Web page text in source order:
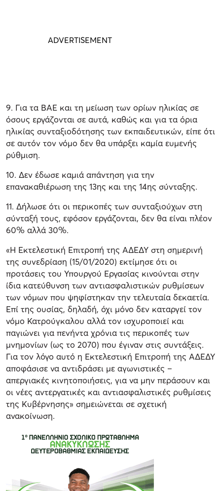
9. Για τα ΒΑΕ και τη μείωση των ορίων ηλικίας σε
όσους εργάζονται σε αυτά, καθώς και για τα όρια
ηλικίας συνταξιοδότησης των εκπαιδευτικών, είπε ότι
σε αυτόν τον νόμο δεν θα υπάρξει καμία ευμενής
ρύθμιση.
10. Δεν έδωσε καμιά απάντηση για την
επανακαθιέρωση της 13ης και της 14ης σύνταξης.
11. Δήλωσε ότι οι περικοπές των συνταξιούχων στη
σύνταξή τους, εφόσον εργάζονται, δεν θα είναι πλέον
60% αλλά 30%.
«Η Εκτελεστική Επιτροπή της ΑΔΕΔΥ στη σημερινή
της συνεδρίαση (15/01/2020) εκτίμησε ότι οι
προτάσεις του Υπουργού Εργασίας κινούνται στην
ίδια κατεύθυνση των αντιασφαλιστικών ρυθμίσεων
των νόμων που ψηφίστηκαν την τελευταία δεκαετία.
Επί της ουσίας, δηλαδή, όχι μόνο δεν καταργεί τον
νόμο Κατρούγκαλου αλλά τον ισχυροποιεί και
παγιώνει για πενήντα χρόνια τις περικοπές των
μνημονίων (ως το 2070) που έγιναν στις συντάξεις.
Για τον λόγο αυτό η Εκτελεστική Επιτροπή της ΑΔΕΔΥ
αποφάσισε να αντιδράσει με αγωνιστικές –
απεργιακές κινητοποιήσεις, για να μην περάσουν και
οι νέες αντεργατικές και αντιασφαλιστικές ρυθμίσεις
της Κυβέρνησης» σημειώνεται σε σχετική
ανακοίνωση.